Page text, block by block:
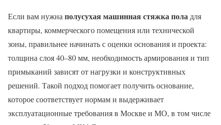
Если вам нужна полусухая машинная стяжка пола для
квартиры, коммерческого помещения или технической
зоны, правильнее начинать с оценки основания и проекта:
толщина слоя 40–80 мм, необходимость армирования и тип
примыканий зависят от нагрузки и конструктивных
решений. Такой подход помогает получить основание,
которое соответствует нормам и выдерживает
эксплуатационные требования в Москве и МО, в том числе